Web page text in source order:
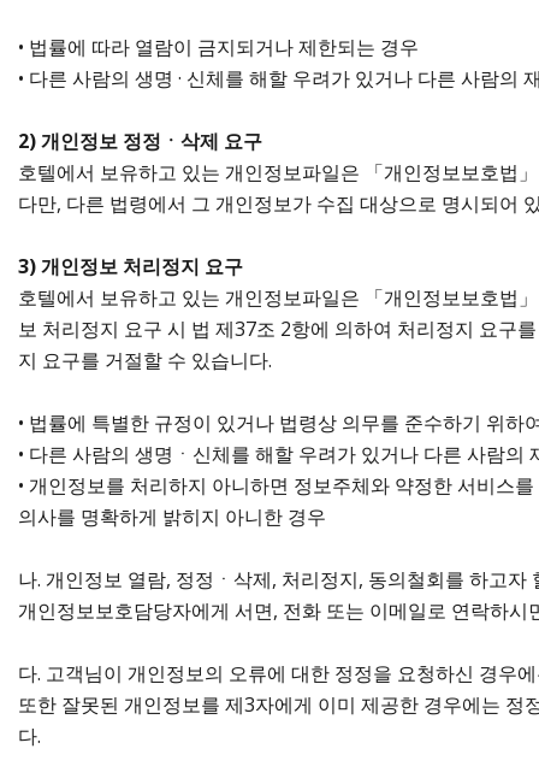
• 법률에 따라 열람이 금지되거나 제한되는 경우
• 다른 사람의 생명 · 신체를 해할 우려가 있거나 다른 사람
2) 개인정보 정정ㆍ삭제 요구
호텔에서 보유하고 있는 개인정보파일은 「개인정보보호법
다만, 다른 법령에서 그 개인정보가 수집 대상으로 명시되어
3) 개인정보 처리정지 요구
호텔에서 보유하고 있는 개인정보파일은 「개인정보보호법
보 처리정지 요구 시 법 제37조 2항에 의하여 처리정지 요구
지 요구를 거절할 수 있습니다.
• 법률에 특별한 규정이 있거나 법령상 의무를 준수하기 위하
• 다른 사람의 생명ㆍ신체를 해할 우려가 있거나 다른 사람
• 개인정보를 처리하지 아니하면 정보주체와 약정한 서비스
의사를 명확하게 밝히지 아니한 경우
나. 개인정보 열람, 정정ㆍ삭제, 처리정지, 동의철회를 하고
개인정보보호담당자에게 서면, 전화 또는 이메일로 연락하
다. 고객님이 개인정보의 오류에 대한 정정을 요청하신 경우
또한 잘못된 개인정보를 제3자에게 이미 제공한 경우에는
다.